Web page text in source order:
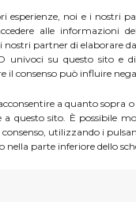
esperienze, noi e i nostri
alle informazioni
nostri partner di elaborare
univoci su questo sito e
il consenso può influire
a quanto sopra
a questo sito. È possibile
utilizzando i
nella parte inferiore dello